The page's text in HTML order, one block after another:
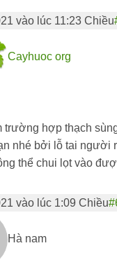
vào lúc 11:23 Chiều
Cayhuoc org
trường hợp thạch
nhé bởi lỗ tai người
thể chui lọt vào
vào lúc 1:09 Chiều
Hà nam